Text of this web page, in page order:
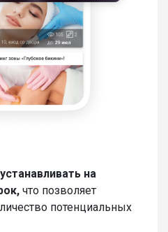
на
что позволяет
потенциальных